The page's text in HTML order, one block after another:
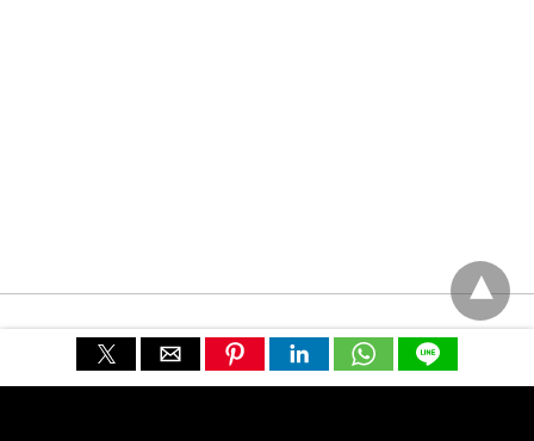
Prima pagină Despre noi
Mișcarea de Nealiniere
Globalizare
România Europa
America